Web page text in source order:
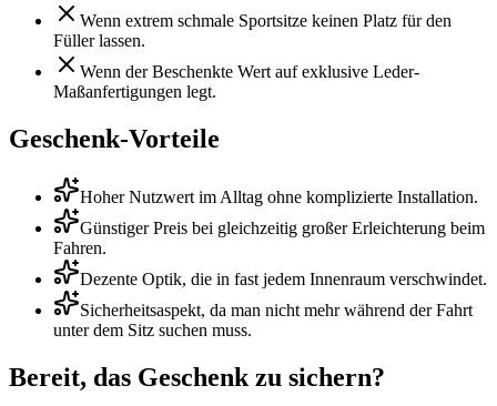
Wenn extrem schmale Sportsitze keinen Platz für den
Füller lassen.
Wenn der Beschenkte Wert auf exklusive Leder-
Maßanfertigungen legt.
Geschenk-Vorteile
Hoher Nutzwert im Alltag ohne komplizierte Installation.
Günstiger Preis bei gleichzeitig großer Erleichterung beim
Fahren.
Dezente Optik, die in fast jedem Innenraum verschwindet.
Sicherheitsaspekt, da man nicht mehr während der Fahrt
unter dem Sitz suchen muss.
Bereit, das Geschenk zu sichern?